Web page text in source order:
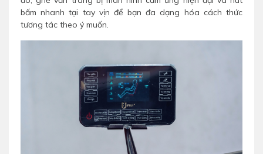
bấm nhanh tại tay vịn để bạn đa dạng hóa cách thức
tương tác theo ý muốn.